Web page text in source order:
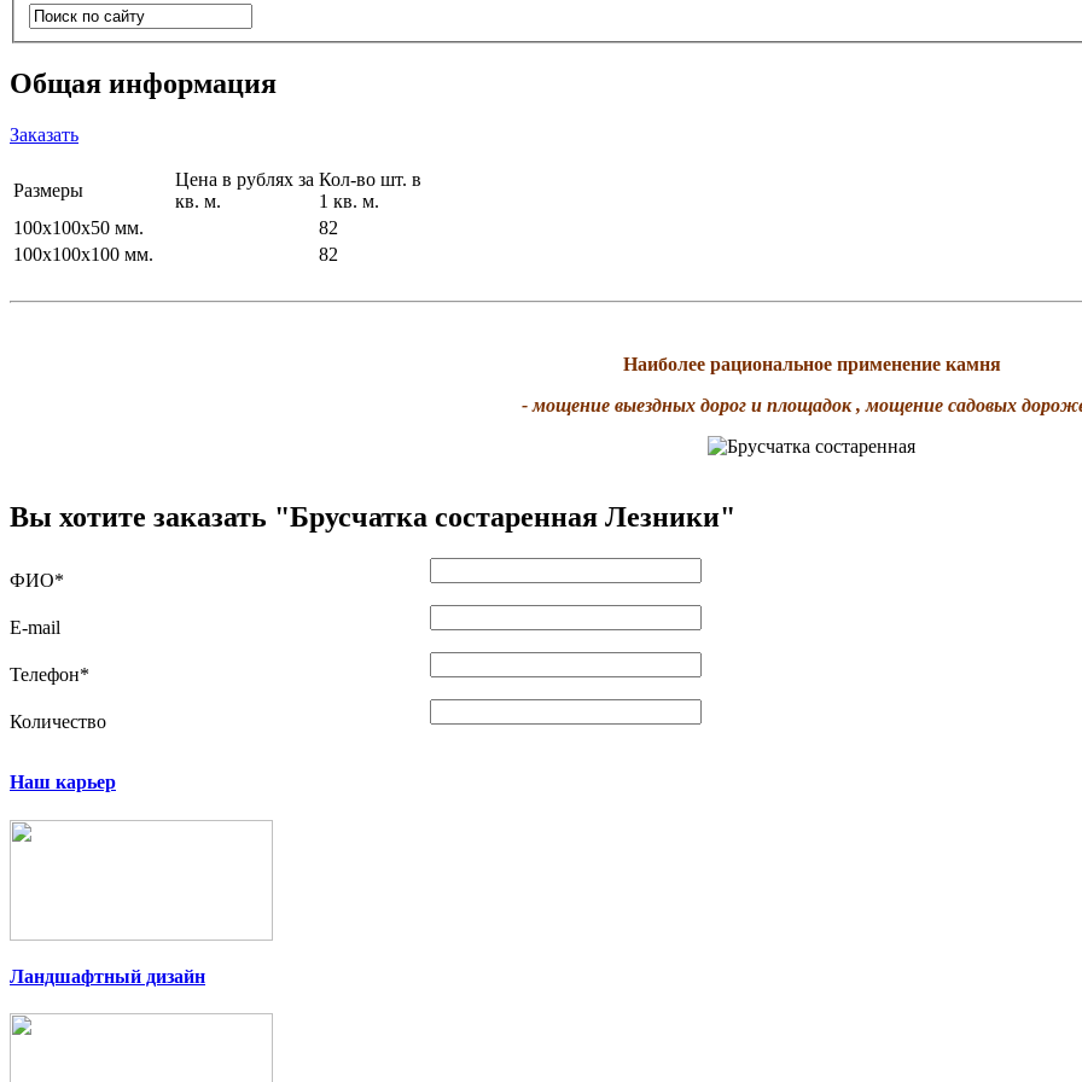
Общая информация
Заказать
Размеры
Цена в рублях за
кв. м.
Кол-во шт. в
1 кв. м.
100х100х50 мм.
82
100х100х100 мм.
82
Наиболее рациональное применение камня
- мощение выездных дорог и площадок , мощение садовых
Вы хотите заказать "Брусчатка состаренная Лезники"
ФИО*
E-mail
Телефон*
Количество
Наш карьер
Ландшафтный дизайн